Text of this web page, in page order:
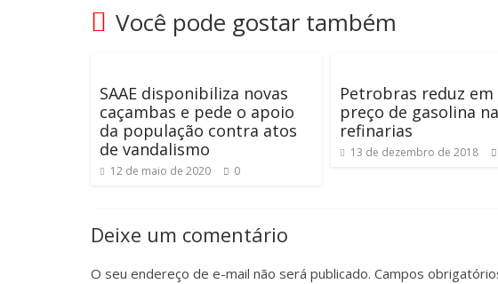
Você pode gostar também
SAAE disponibiliza novas
caçambas e pede o apoio
da população contra atos
de vandalismo
12 de maio de 2020 0
Petrobras reduz em
preço de gasolina
refinarias
13 de dezembro de 2018
Deixe um comentário
O seu endereço de e-mail não será publicado. Campos